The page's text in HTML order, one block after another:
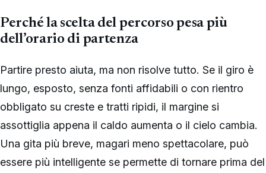
Perché la scelta del percorso pesa più
dell’orario di partenza
Partire presto aiuta, ma non risolve tutto. Se il giro è
lungo, esposto, senza fonti affidabili o con rientro
obbligato su creste e tratti ripidi, il margine si
assottiglia appena il caldo aumenta o il cielo cambia.
Una gita più breve, magari meno spettacolare, può
essere più intelligente se permette di tornare prima del